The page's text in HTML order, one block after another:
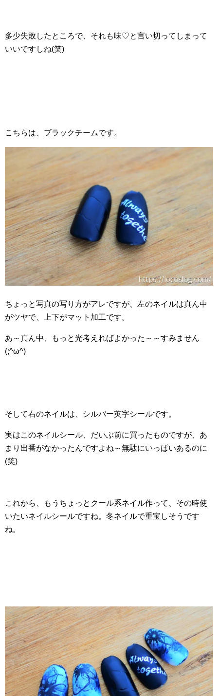
多少失敗したところで、それも味♡と言い切ってしまって
いいですしね(笑)
こちらは、ブラックチームです。
ちょっと写真の写り方がアレですが、左のネイルは真ん中
がツヤで、上下がマット加工です。
あ～真ん中、もっと光考えればよかった～～すみません
(;^ω^)
そして右のネイルは、シルバー英字シールです。
実はこのネイルシール、だいぶ前に買ったものですが、あ
まり出番がなかったんですよね～無駄にいっぱいあるのに
(笑)
これから、もうちょっとクール系ネイル作って、その時使
いたいネイルシールですね。冬ネイルで重宝しそうです
ね。